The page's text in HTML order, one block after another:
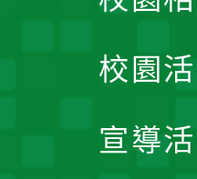
校園
宣導